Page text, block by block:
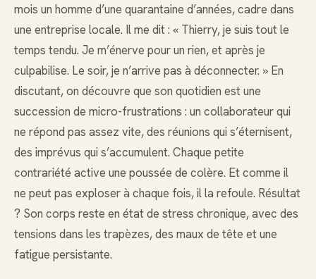
mois un homme d’une quarantaine d’années, cadre dans
une entreprise locale. Il me dit : « Thierry, je suis tout le
temps tendu. Je m’énerve pour un rien, et après je
culpabilise. Le soir, je n’arrive pas à déconnecter. » En
discutant, on découvre que son quotidien est une
succession de micro-frustrations : un collaborateur qui
ne répond pas assez vite, des réunions qui s’éternisent,
des imprévus qui s’accumulent. Chaque petite
contrariété active une poussée de colère. Et comme il
ne peut pas exploser à chaque fois, il la refoule. Résultat
? Son corps reste en état de stress chronique, avec des
tensions dans les trapèzes, des maux de tête et une
fatigue persistante.